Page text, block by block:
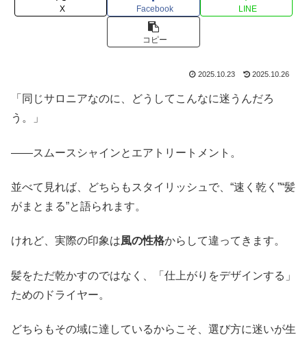
X Facebook LINE
コピー
2025.10.23 2025.10.26
「同じサロニアなのに、どうしてこんなに迷うんだろ
う。」
――スムースシャインとエアトリートメント。
並べて見れば、どちらもスタイリッシュで、“速く乾く”“髪
がまとまる”と語られます。
けれど、実際の印象は風の性格からして違ってきます。
髪をただ乾かすのではなく、「仕上がりをデザインする」
ためのドライヤー。
どちらもその域に達しているからこそ、選び方に迷いが生